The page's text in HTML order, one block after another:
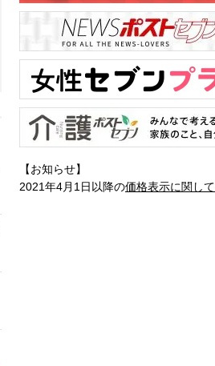
【お知らせ】
2021年4月1日以降の価格表示に関して